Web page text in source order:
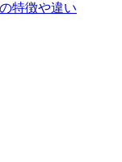
特徴や違い